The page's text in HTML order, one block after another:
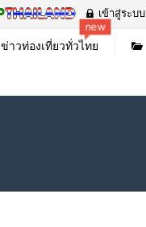
เข้าสู่ระบบ
ข่าวท่องเที่ยวทั่วไทย
new